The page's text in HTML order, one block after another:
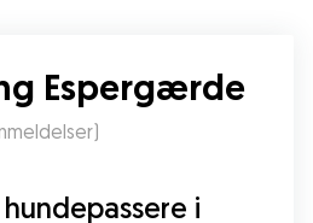
Espergærde
)
i